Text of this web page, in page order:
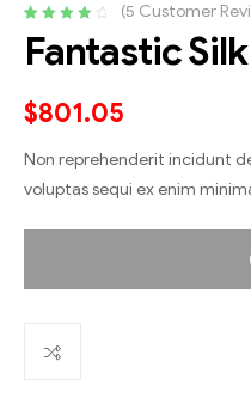
out of 5
ratings
(5 Customer
Fantastic
$801.05
Non reprehenderit incidunt
voluptas sequi ex enim